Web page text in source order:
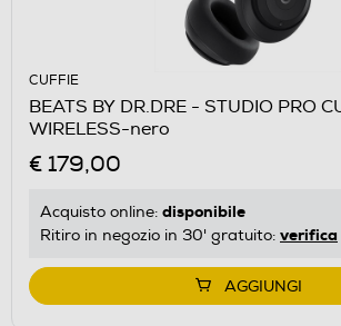
CUFFIE
BEATS BY DR.DRE - STUDIO PRO
WIRELESS-nero
€ 179,00
Acquisto online: disponibile
Ritiro in negozio in 30' gratuito: verifica
AGGIUNGI